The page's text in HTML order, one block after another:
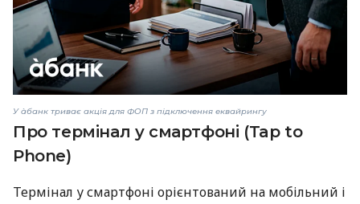
У àбанк триває акція для ФОП з підключення еквайрингу
Про термінал у смартфоні (Tap to
Phone)
Термінал у смартфоні орієнтований на мобільний і